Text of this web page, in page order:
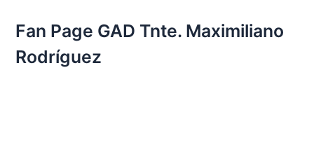
Fan Page GAD Tnte. Maximiliano
Rodríguez